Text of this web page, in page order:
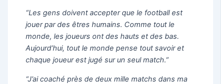
“Les gens doivent accepter que le football est
jouer par des êtres humains. Comme tout le
monde, les joueurs ont des hauts et des bas.
Aujourd’hui, tout le monde pense tout savoir et
chaque joueur est jugé sur un seul match.”
“J’ai coaché près de deux mille matchs dans ma